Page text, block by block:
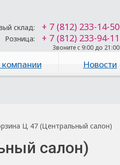
склад: + 7 (812) 233-14-50
Розница: + 7 (812) 233-94-11
Звоните с 9:00 до 21:00
Новости
Ц 47 (Центральный салон)
салон)